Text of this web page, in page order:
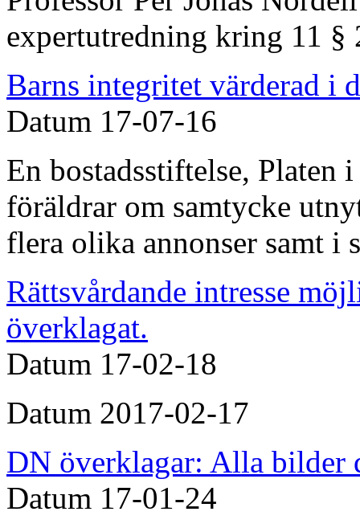
expertutredning kring 11 §
Barns integritet värderad i
Datum 17-07-16
En bostadsstiftelse, Platen
föräldrar om samtycke
flera olika annonser samt
Rättsvårdande intresse
överklagat.
Datum 17-02-18
Datum 2017-02-17
DN överklagar: Alla bilder
Datum 17-01-24